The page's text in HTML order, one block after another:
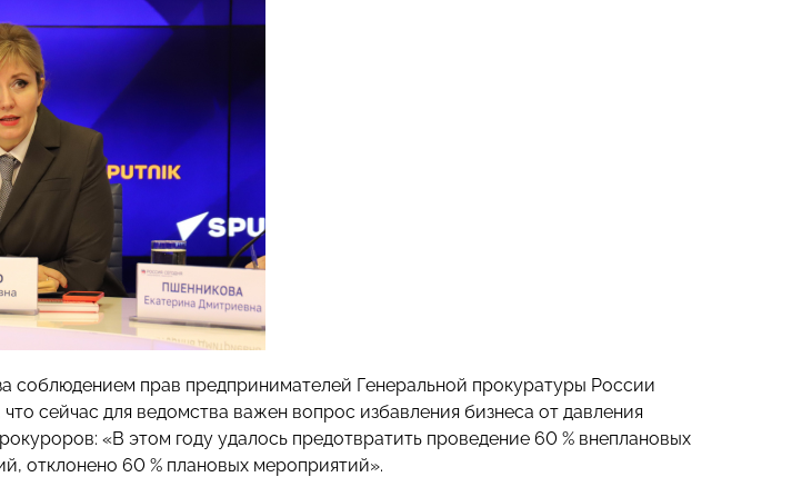
соблюдением прав предпринимателей Генеральной прокуратуры России
сейчас для ведомства важен вопрос избавления бизнеса от давления
«В этом году удалось предотвратить проведение 60 % внеплановых
отклонено 60 % плановых мероприятий».